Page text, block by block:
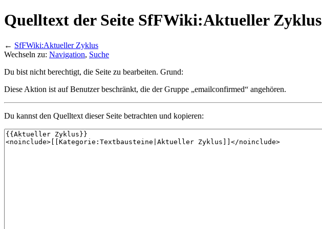
Quelltext der Seite SfFWiki:Aktueller Zyklus
← SfFWiki:Aktueller Zyklus
Wechseln zu: Navigation, Suche
Du bist nicht berechtigt, die Seite zu bearbeiten. Grund:
Diese Aktion ist auf Benutzer beschränkt, die der Gruppe „emailconfirmed“ angehören.
Du kannst den Quelltext dieser Seite betrachten und kopieren: